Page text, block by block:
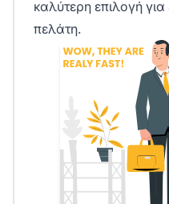
καλύτερη επιλογή
πελάτη.